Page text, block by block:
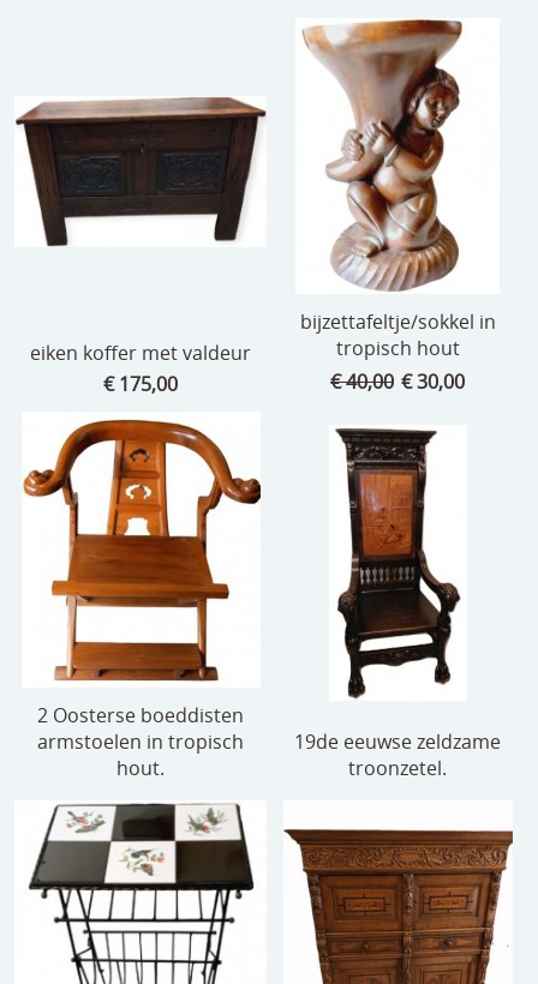
eiken koffer met valdeur
€ 175,00
bijzettafeltje/sokkel in
tropisch hout
€ 40,00 € 30,00
2 Oosterse boeddisten
armstoelen in tropisch
hout.
19de eeuwse zeldzame
troonzetel.